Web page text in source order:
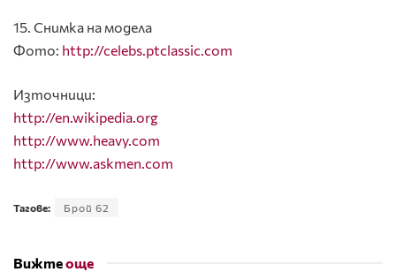
15. Снимка на модела
Фото: http://celebs.ptclassic.com
Източници:
http://en.wikipedia.org
http://www.heavy.com
http://www.askmen.com
Тагове: Брой 62
Вижтеоще